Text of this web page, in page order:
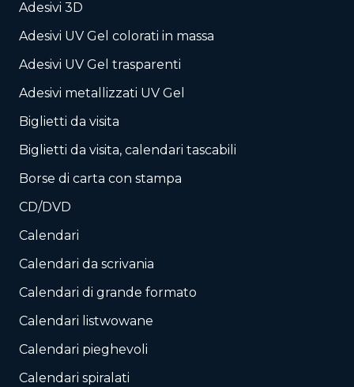
Adesivi 3D
Adesivi UV Gel colorati in massa
Adesivi UV Gel trasparenti
Adesivi metallizzati UV Gel
Biglietti da visita
Biglietti da visita, calendari tascabili
Borse di carta con stampa
CD/DVD
Calendari
Calendari da scrivania
Calendari di grande formato
Calendari listwowane
Calendari pieghevoli
Calendari spiralati